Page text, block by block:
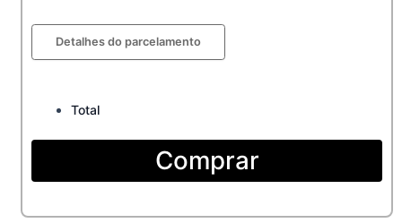
Detalhes do parcelamento
Total
Aliança
chanfrada
Comprar